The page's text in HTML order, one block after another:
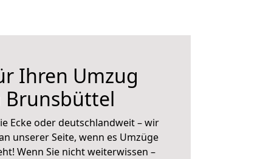
Ihren Umzug
Brunsbüttel
Ecke oder deutschlandweit – wir
unserer Seite, wenn es Umzüge
Wenn Sie nicht weiterwissen –